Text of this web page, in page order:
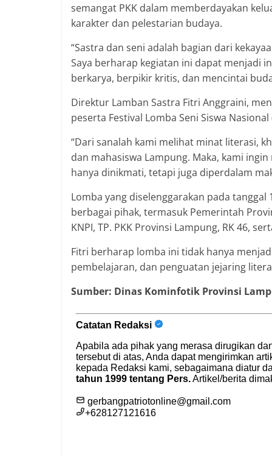
semangat PKK dalam memberdayakan
karakter dan pelestarian budaya.
“Sastra dan seni adalah bagian dari
Saya berharap kegiatan ini dapat menjadi
berkarya, berpikir kritis, dan mencintai
Direktur Lamban Sastra Fitri Anggraini,
peserta Festival Lomba Seni Siswa Nasional
“Dari sanalah kami melihat minat literasi,
dan mahasiswa Lampung. Maka, kami
hanya dinikmati, tetapi juga diperdalam
Lomba yang diselenggarakan pada
berbagai pihak, termasuk Pemerintah
KNPI, TP. PKK Provinsi Lampung, RK 46,
Fitri berharap lomba ini tidak hanya
pembelajaran, dan penguatan jejaring
Sumber: Dinas Kominfotik Provinsi